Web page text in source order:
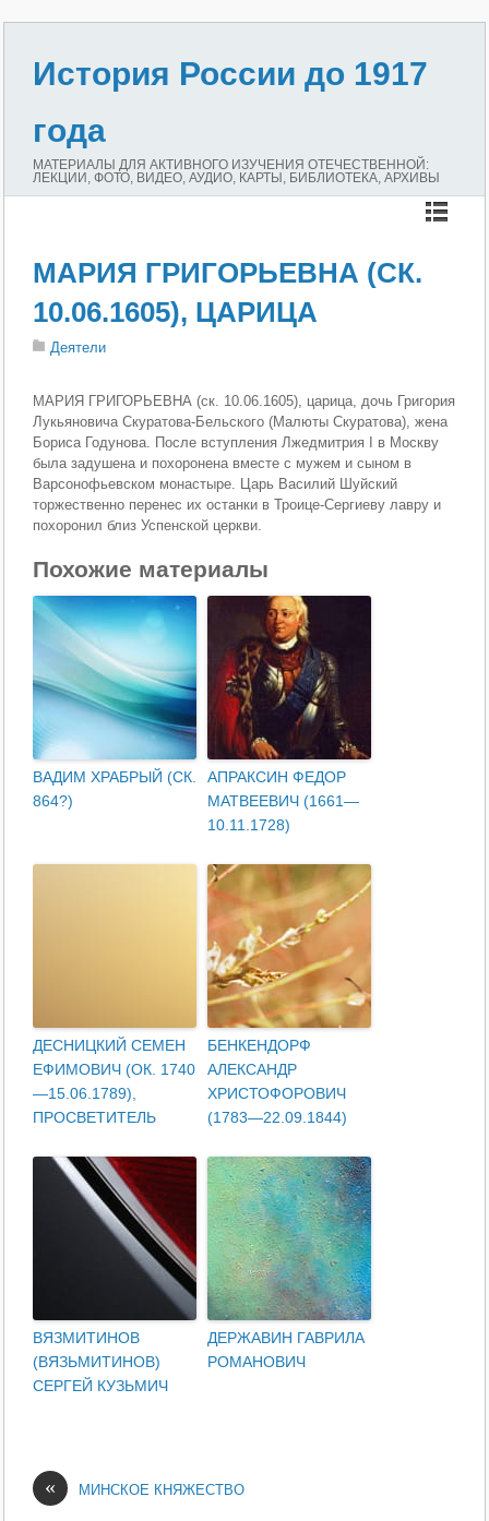
История России до 1917
года
МАТЕРИАЛЫ ДЛЯ АКТИВНОГО ИЗУЧЕНИЯ ОТЕЧЕСТВЕННОЙ:
ЛЕКЦИИ, ФОТО, ВИДЕО, АУДИО, КАРТЫ, БИБЛИОТЕКА, АРХИВЫ
МАРИЯ ГРИГОРЬЕВНА (СК.
10.06.1605), ЦАРИЦА
Деятели
МАРИЯ ГРИГОРЬЕВНА (ск. 10.06.1605), царица, дочь Григория
Лукьяновича Скуратова-Бельского (Малюты Скуратова), жена
Бориса Годунова. После вступления Лжедмитрия I в Москву
была задушена и похоронена вместе с мужем и сыном в
Варсонофьевском монастыре. Царь Василий Шуйский
торжественно перенес их останки в Троице-Сергиеву лавру и
похоронил близ Успенской церкви.
Похожие материалы
ВАДИМ ХРАБРЫЙ (СК.
864?)
АПРАКСИН ФЕДОР
МАТВЕЕВИЧ (1661—
10.11.1728)
ДЕСНИЦКИЙ СЕМЕН
ЕФИМОВИЧ (ОК. 1740
—15.06.1789),
ПРОСВЕТИТЕЛЬ
БЕНКЕНДОРФ
АЛЕКСАНДР
ХРИСТОФОРОВИЧ
(1783—22.09.1844)
ВЯЗМИТИНОВ
(ВЯЗЬМИТИНОВ)
СЕРГЕЙ КУЗЬМИЧ
ДЕРЖАВИН ГАВРИЛА
РОМАНОВИЧ
« МИНСКОЕ КНЯЖЕСТВО